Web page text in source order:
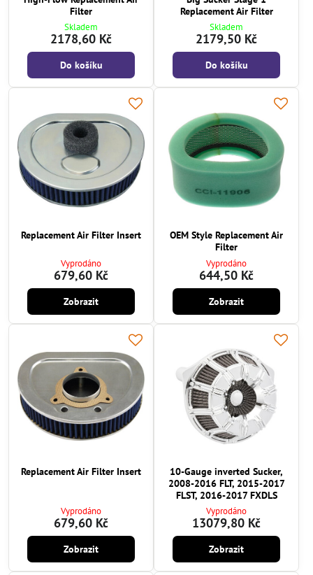
Filter
Skladem
2178,60 Kč
Do košíku
Replacement Air Filter
Skladem
2179,50 Kč
Do košíku
Replacement Air Filter Insert
Vyprodáno
679,60 Kč
Zobrazit
OEM Style Replacement Air
Filter
Vyprodáno
644,50 Kč
Zobrazit
Replacement Air Filter Insert
Vyprodáno
679,60 Kč
Zobrazit
10-Gauge inverted Sucker,
2008-2016 FLT, 2015-2017
FLST, 2016-2017 FXDLS
Vyprodáno
13079,80 Kč
Zobrazit